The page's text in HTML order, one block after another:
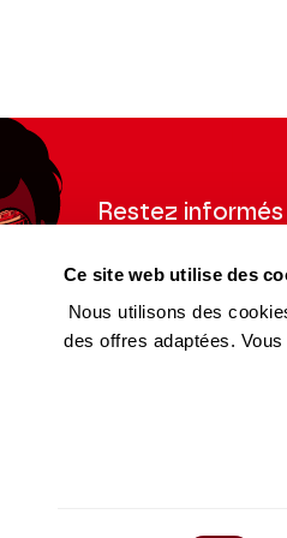
Ce site web utilise des
Nous utilisons des
des offres adaptées.
Restez informés
recevoir les